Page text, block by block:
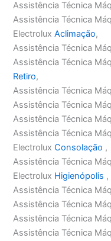
Assistência Técnica
Assistência Técnica
ElectroluxAclimação,
Assistência Técnica
Assistência Técnica
Retiro,
Assistência Técnica
Assistência Técnica
Assistência Técnica
Assistência Técnica
ElectroluxConsolação ,
Assistência Técnica
Electrolux Higienópolis ,
Assistência Técnica
Assistência Técnica
Assistência Técnica
Assistência Técnica